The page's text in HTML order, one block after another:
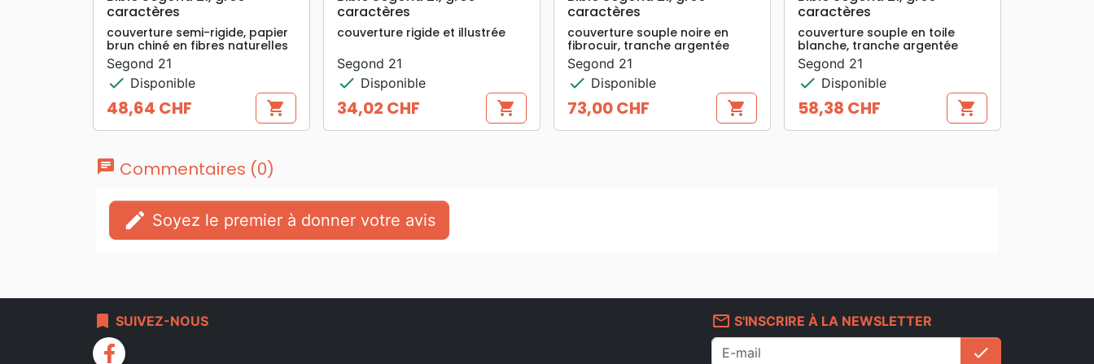
caractères
couverture semi-rigide, papier
brun chiné en fibres naturelles
Segond 21
check Disponible
Prix
48,64 CHF shopping_cart
caractères
couverture rigide et illustrée
Segond 21
check Disponible
Prix
34,02 CHF shopping_cart
caractères
couverture souple noire en
fibrocuir, tranche argentée
Segond 21
check Disponible
Prix
73,00 CHF shopping_cart
caractères
couverture souple en toile
blanche, tranche argentée
Segond 21
check Disponible
Prix
58,38 CHF shopping_cart
chat Commentaires (0)
edit Soyez le premier à donner votre avis
bookmark SUIVEZ-NOUS
facebook
mail_outline S'INSCRIRE À LA NEWSLETTER
check